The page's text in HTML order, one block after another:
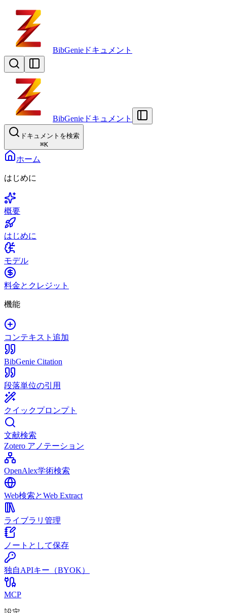
BibGenieドキュメント
BibGenieドキュメント
ドキュメントを検索
⌘K
ホーム
はじめに
概要
はじめに
モデル
料金とクレジット
機能
コンテキスト追加
BibGenie Citation
段落単位の引用
クイックプロンプト
文献検索
Zotero アノテーション
OpenAlex学術検索
Web検索とWeb Extract
ライブラリ管理
ノートとして保存
独自APIキー（BYOK）
MCP